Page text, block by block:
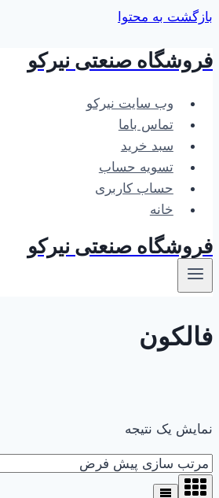
بازگشت به محتوا
فروشگاه صنعتی نیرکو
وب سایت نیرکو
تماس باما
سبد خرید
تسویه حساب
حساب کاربری
خانه
فروشگاه صنعتی نیرکو
فالکون
نمایش یک نتیجه